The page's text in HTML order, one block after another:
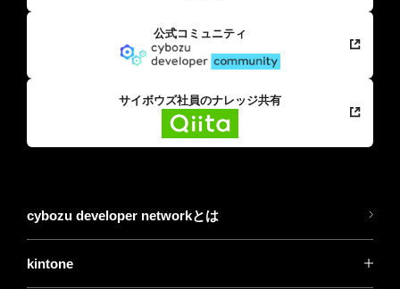
公式コミュニティ
サイボウズ社員のナレッジ共有
cybozu developer networkとは
kintone